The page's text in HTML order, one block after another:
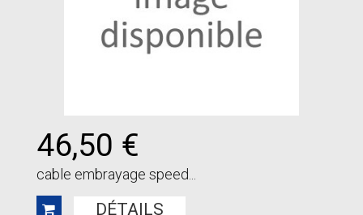
46,50 €
cable embrayage speed...
DÉTAILS